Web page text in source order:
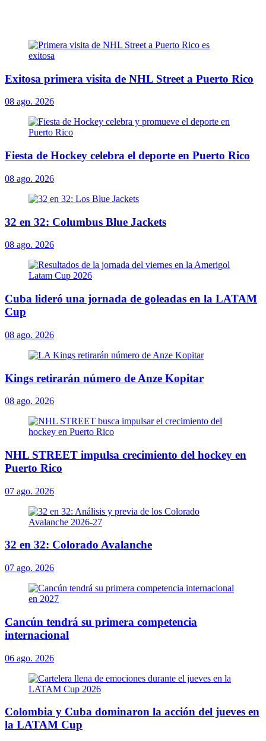
Exitosa primera visita de NHL Street a Puerto Rico
08 ago. 2026
Fiesta de Hockey celebra el deporte en Puerto Rico
08 ago. 2026
32 en 32: Columbus Blue Jackets
08 ago. 2026
Cuba lideró una jornada de goleadas en la LATAM
Cup
08 ago. 2026
Kings retirarán número de Anze Kopitar
08 ago. 2026
NHL STREET impulsa crecimiento del hockey en
Puerto Rico
07 ago. 2026
32 en 32: Colorado Avalanche
07 ago. 2026
Cancún tendrá su primera competencia
internacional
06 ago. 2026
Colombia y Cuba dominaron la acción del jueves en
la LATAM Cup